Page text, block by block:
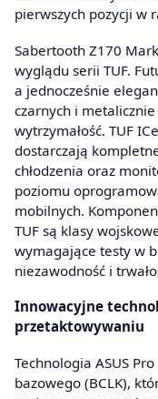
pierwszych pozycji w
Sabertooth Z170
wyglądu serii TUF.
a jednocześnie
czarnych i
wytrzymałość. TUF
dostarczają
chłodzenia oraz
poziomu
mobilnych.
TUF są klasy
wymagające testy w
niezawodność i
Innowacyjne
przetaktowywaniu
Technologia ASUS
bazowego (BCLK),